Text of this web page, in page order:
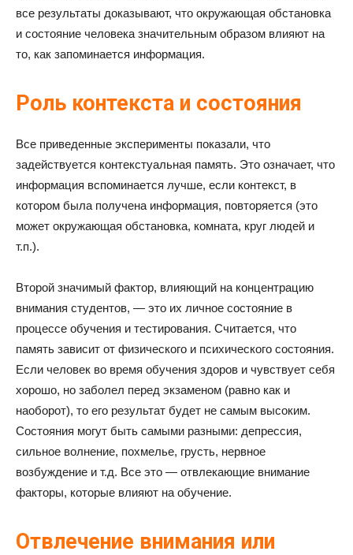
все результаты доказывают, что окружающая обстановка
и состояние человека значительным образом влияют на
то, как запоминается информация.
Роль контекста и состояния
Все приведенные эксперименты показали, что
задействуется контекстуальная память. Это означает, что
информация вспоминается лучше, если контекст, в
котором была получена информация, повторяется (это
может окружающая обстановка, комната, круг людей и
т.п.).
Второй значимый фактор, влияющий на концентрацию
внимания студентов, — это их личное состояние в
процессе обучения и тестирования. Считается, что
память зависит от физического и психического состояния.
Если человек во время обучения здоров и чувствует себя
хорошо, но заболел перед экзаменом (равно как и
наоборот), то его результат будет не самым высоким.
Состояния могут быть самыми разными: депрессия,
сильное волнение, похмелье, грусть, нервное
возбуждение и т.д. Все это — отвлекающие внимание
факторы, которые влияют на обучение.
Отвлечение внимания или